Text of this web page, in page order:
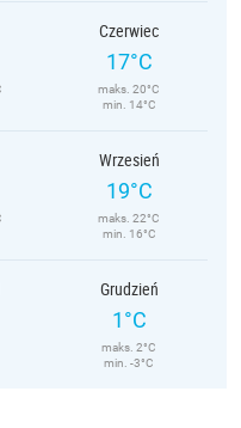
Czerwiec
17°C
maks. 20°C
min. 14°C
Wrzesień
19°C
maks. 22°C
min. 16°C
Grudzień
1°C
maks. 2°C
min. -3°C